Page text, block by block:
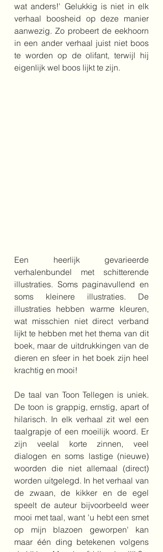
wat anders!' Gelukkig is niet in elk
verhaal boosheid op deze manier
aanwezig. Zo probeert de eekhoorn
in een ander verhaal juist niet boos
te worden op de olifant, terwijl hij
eigenlijk wel boos lijkt te zijn.
Een heerlijk gevarieerde
verhalenbundel met schitterende
illustraties. Soms paginavullend en
soms kleinere illustraties. De
illustraties hebben warme kleuren,
wat misschien niet direct verband
lijkt te hebben met het thema van dit
boek, maar de uitdrukkingen van de
dieren en sfeer in het boek zijn heel
krachtig en mooi!
De taal van Toon Tellegen is uniek.
De toon is grappig, ernstig, apart of
hilarisch. In elk verhaal zit wel een
taalgrapje of een moeilijk woord. Er
zijn veelal korte zinnen, veel
dialogen en soms lastige (nieuwe)
woorden die niet allemaal (direct)
worden uitgelegd. In het verhaal van
de zwaan, de kikker en de egel
speelt de auteur bijvoorbeeld weer
mooi met taal, want 'u hebt een smet
op mijn blazoen geworpen' kan
maar één ding betekenen volgens